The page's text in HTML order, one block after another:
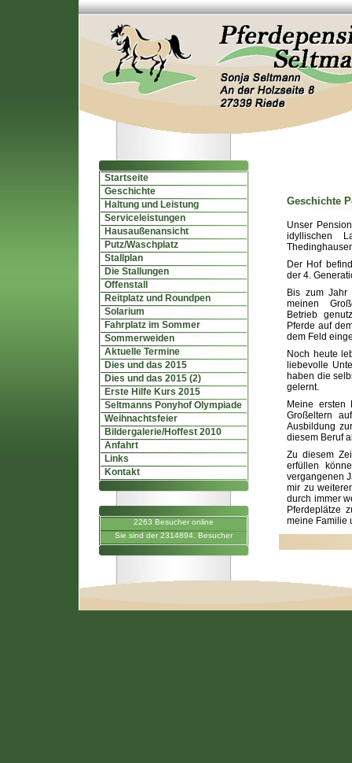
Startseite
Geschichte
Haltung und Leistung
Serviceleistungen
Hausaußenansicht
Putz/Waschplatz
Stallplan
Die Stallungen
Offenstall
Reitplatz und Roundpen
Solarium
Fahrplatz im Sommer
Sommerweiden
Aktuelle Termine
Dies und das 2015
Dies und das 2015 (2)
Erste Hilfe Kurs 2015
Seltmanns Ponyhof Olympiade
Weihnachtsfeier
Bildergalerie/Hoffest 2010
Anfahrt
Links
Kontakt
2263 Besucher online
Sie sind der 2314894. Besucher
Geschichte
Unser
idyllischen
Der Hof
der 4.
Bis zum
meinen
Betrieb
Pferde auf
dem Feld
Noch heute
liebevolle
haben die
gelernt.
Meine
Großeltern
Ausbildung
diesem Beruf
Zu diesem
erfüllen
vergangenen
mir zu
durch immer
Pferdeplätze
meine Familie